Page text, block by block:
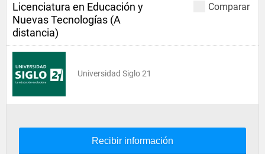
Comparar
Licenciatura en Educación y
Nuevas Tecnologías (A
distancia)
Universidad Siglo 21
Recibir información